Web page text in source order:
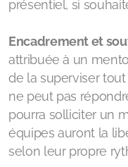
présentiel, si
Encadrement et
attribuée à un
de la superviser
ne peut pas
pourra solliciter un
équipes auront la
selon leur propre